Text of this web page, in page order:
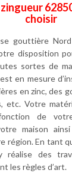
choisir
gouttière
disposition
sortes de
en mesure
en zinc, des
etc. Votre
de
maison
région. En tant
réalise des
les règles d’art.